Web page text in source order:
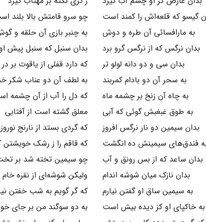
گیسو که قلعه‌اش را کمند است
چو سرو قامتش بالا بلند
به مارافسائی آن طره و دوش
به چنبر بازی آن حلقه و
بدان نرگس که از نرگس گرو برد
بدان سنبل که سنبل پیش
بدان سی و دو دانه لولو تر
که دارد قفلی از یاقوت بر در
به سحر آن دو بادام کمربند
به لطف آن دو عناب شکر
به چاه آن زنخ بر چشمه ماه
که دل را آب از آن چشمه
به طوق غبغبش گوئی که آبی
معلق گشته است از آفتابی
بدان سیمین دو نار نرگس افروز
که گردی بستد از نارنج نوروز
فندق‌های سیمینش ده انگشت
که قاقم را ز رشک
بدان ساعد که از بس رونق و آب
چو سیمین تخته شد بر
بدان نازک میان شوشه اندام
ولیکن شوشه‌ای از نقره خام
به سیمین ساق او گفتن نیارم
که گر گویم به شب خفتن
به خاکپای او کز دیده بیش است
به دو سوگند من بر جای